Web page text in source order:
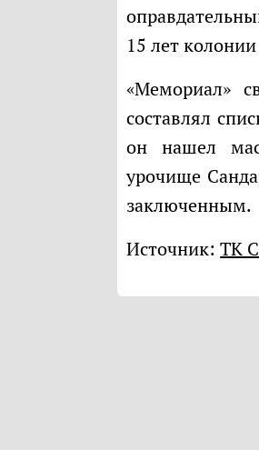
15 лет
«Мемориал» связывает дело историка с его деятельностью: Дмитриев
составлял
он нашел
урочище
заключенным.
Источник:ТК